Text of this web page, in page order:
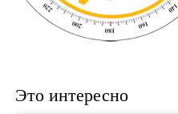
Это интересно